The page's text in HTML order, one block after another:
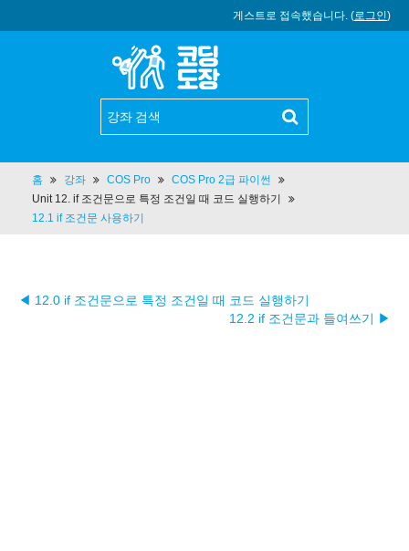
게스트로 접속했습니다. (로그인)
홈 강좌 COS Pro
COS Pro 2급 파이썬
Unit 12. if 조건문으로 특정 조건일 때 코드 실행하기
12.1 if 조건문 사용하기
◀ 12.0 if 조건문으로 특정 조건일 때 코드 실행하기
12.2 if 조건문과 들여쓰기 ▶︎